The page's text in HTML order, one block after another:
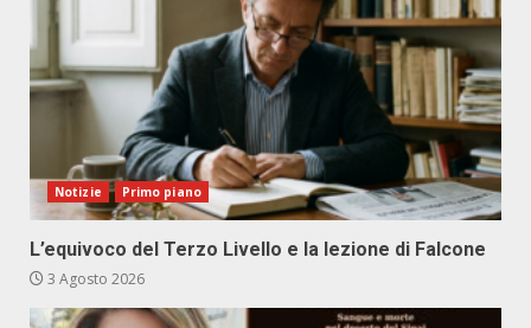
Notizie Primo piano
L’equivoco del Terzo Livello e la lezione di Falcone
3 Agosto 2026